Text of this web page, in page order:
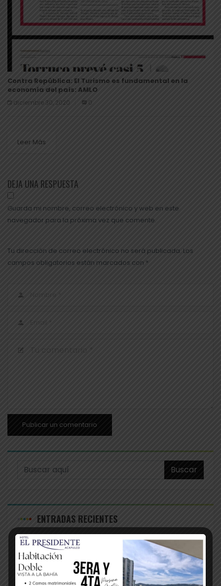
Contra República: El Turismo es fundamental en la
economía del país: AMLO
diciembre 30, 2020 0
Leer Más
DEJA UNA RESPUESTA
Guarda mi nombre, correo electrónico y web en este
navegador para la próxima vez que comente.
Tu dirección de correo electrónico no será publicada. Los
campos obligatorios están marcados con *
Buscar
ENTRADAS RECIENTES
FINALIZA EL INFANTIL Y JUVENIL CHARRO 2026
CHARROS 21 EN PUEBLA 2026